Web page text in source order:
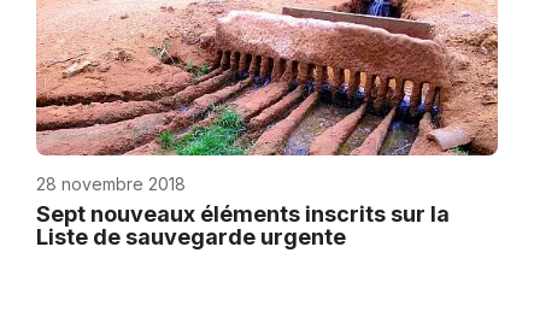
28 novembre 2018
Sept nouveaux éléments inscrits sur la
Liste de sauvegarde urgente